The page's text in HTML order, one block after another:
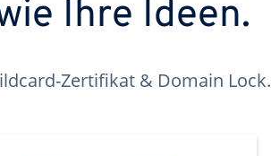
Ihre Ideen.
Zertifikat & Domain Lock.